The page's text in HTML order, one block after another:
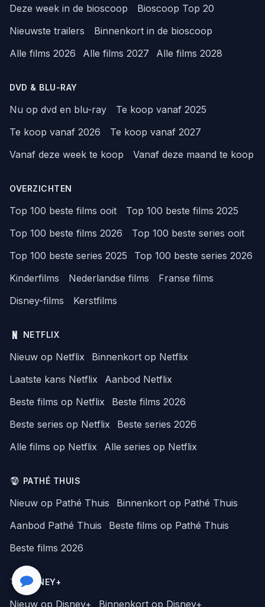
Deze week in de bioscoop
Bioscoop Top 20
Nieuwste trailers
Binnenkort in de bioscoop
Alle films 2026
Alle films 2027 Alle films 2028
DVD & BLU-RAY
Nu op dvd en blu-ray
Te koop vanaf 2025
Te koop vanaf 2026
Te koop vanaf 2027
Vanaf deze week te koop
Vanaf deze maand te koop
OVERZICHTEN
Top 100 beste films ooit
Top 100 beste films 2025
Top 100 beste films 2026
Top 100 beste series ooit
Top 100 beste series 2025
Top 100 beste series 2026
Kinderfilms
Nederlandse films
Franse films
Disney-films
Kerstfilms
NETFLIX
Nieuw op Netflix
Binnenkort op Netflix
Laatste kans Netflix
Aanbod Netflix
Beste films op Netflix
Beste films 2026
Beste series op Netflix
Beste series 2026
Alle films op Netflix
Alle series op Netflix
PATHÉ THUIS
Nieuw op Pathé Thuis
Binnenkort op Pathé Thuis
Aanbod Pathé Thuis
Beste films op Pathé Thuis
Beste films 2026
DISNEY+
Nieuw op Disney+ Binnenkort op Disney+